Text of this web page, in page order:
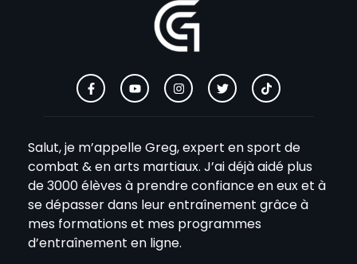
Salut, je m’appelle Greg, expert en sport de
combat & en arts martiaux. J’ai déjà aidé plus
de 3000 élèves à prendre confiance en eux et à
se dépasser dans leur entraînement grâce à
mes formations et mes programmes
d’entraînement en ligne.